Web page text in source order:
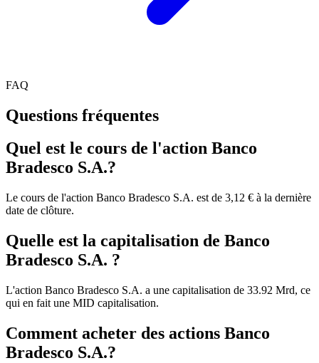
FAQ
Questions fréquentes
Quel est le cours de l'action Banco
Bradesco S.A.?
Le cours de l'action Banco Bradesco S.A. est de 3,12 € à la dernière
date de clôture.
Quelle est la capitalisation de Banco
Bradesco S.A. ?
L'action Banco Bradesco S.A. a une capitalisation de 33.92 Mrd, ce
qui en fait une MID capitalisation.
Comment acheter des actions Banco
Bradesco S.A.?